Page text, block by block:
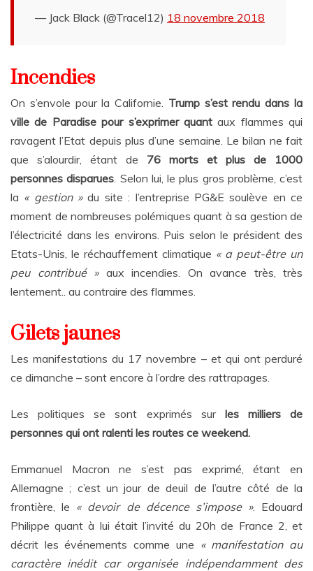
— Jack Black (@Tracel12) 18 novembre 2018
Incendies
On s’envole pour la Californie. Trump s’est rendu dans la
ville de Paradise pour s’exprimer quantaux flammes qui
ravagent l’Etat depuis plus d’une semaine. Le bilan ne fait
que s’alourdir, étant de 76 morts et plus de 1000
personnes disparues. Selon lui, le plus gros problème, c’est
la « gestion »du site : l’entreprise PG&E soulève en ce
moment de nombreuses polémiques quant à sa gestion de
l’électricité dans les environs. Puis selon le président des
Etats-Unis, le réchauffement climatique « a peut-être un
peu contribué »aux incendies. On avance très, très
lentement.. au contraire des flammes.
Gilets jaunes
Les manifestations du 17 novembre – et qui ont perduré
ce dimanche – sont encore à l’ordre des rattrapages.
Les politiques se sont exprimés surles milliers de
personnes qui ont ralenti les routes ce weekend.
Emmanuel Macron ne s’est pas exprimé, étant en
Allemagne ; c’est un jour de deuil de l’autre côté de la
frontière, le « devoir de décence s’impose ». Edouard
Philippe quant à lui était l’invité du 20h de France 2, et
décrit les événements comme une « manifestation au
caractère inédit car organisée indépendamment des